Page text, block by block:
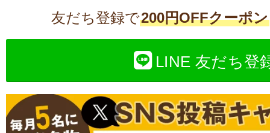
友だち登録で200円OFFクーポン
LINE 友だち登